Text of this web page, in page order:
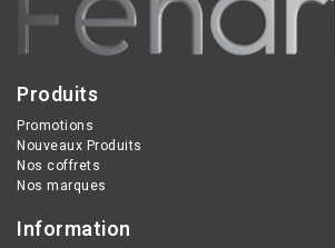
Produits
Promotions
Nouveaux Produits
Nos coffrets
Nos marques
Information